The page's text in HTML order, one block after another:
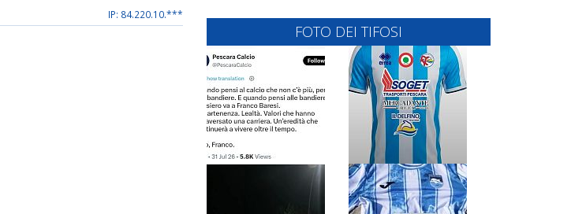
IP: 84.220.10.***
FOTO DEI TIFOSI